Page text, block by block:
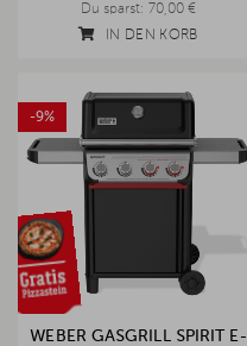
Du sparst: 70,00 €
IN DEN KORB
-9%
WEBER GASGRILL SPIRIT E-